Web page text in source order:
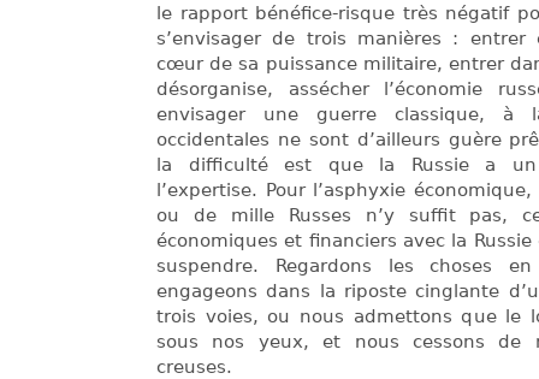
le rapport bénéfice-risque très négatif
s’envisager de trois manières :
cœur de sa puissance militaire, entrer
désorganise, assécher l’économie
envisager une guerre classique, à
occidentales ne sont d’ailleurs guère
la difficulté est que la Russie a un
l’expertise. Pour l’asphyxie
ou de mille Russes n’y suffit pas,
économiques et financiers avec la
suspendre. Regardons les choses
engageons dans la riposte cinglante
trois voies, ou nous admettons que le
sous nos yeux, et nous cessons de
creuses.